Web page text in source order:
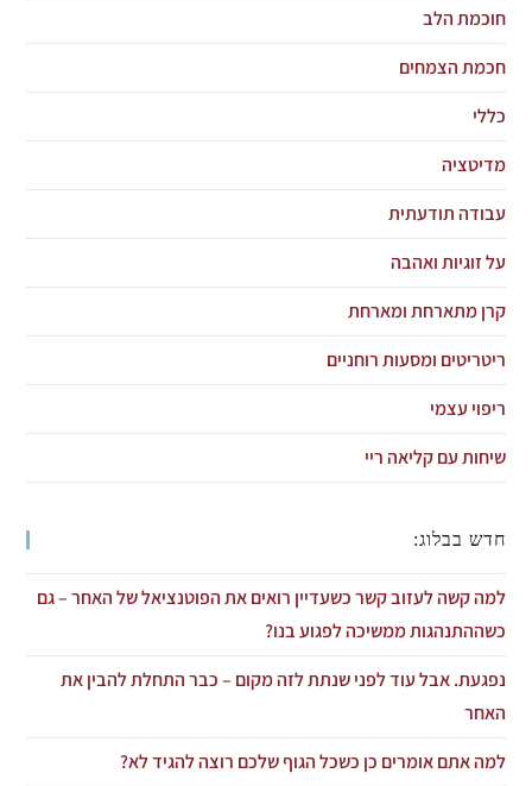
חוכמת הלב
חכמת הצמחים
כללי
מדיטציה
עבודה תודעתית
על זוגיות ואהבה
קרן מתארחת ומארחת
ריטריטים ומסעות רוחניים
ריפוי עצמי
שיחות עם קליאה ריי
חדש בבלוג:
למה קשה לעזוב קשר כשעדיין רואים את הפוטנציאל של האחר – גם
כשההתנהגות ממשיכה לפגוע בנו?
נפגעת. אבל עוד לפני שנתת לזה מקום – כבר התחלת להבין את
האחר
למה אתם אומרים כן כשכל הגוף שלכם רוצה להגיד לא?